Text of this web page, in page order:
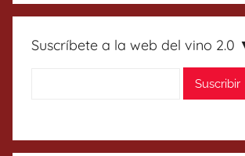
Suscríbete a la web del vino 2.0